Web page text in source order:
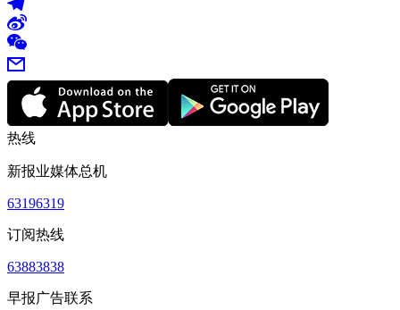
热线
新报业媒体总机
63196319
订阅热线
63883838
早报广告联系